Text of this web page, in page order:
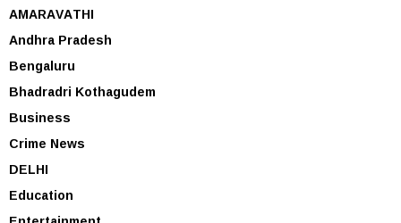
AMARAVATHI
Andhra Pradesh
Bengaluru
Bhadradri Kothagudem
Business
Crime News
DELHI
Education